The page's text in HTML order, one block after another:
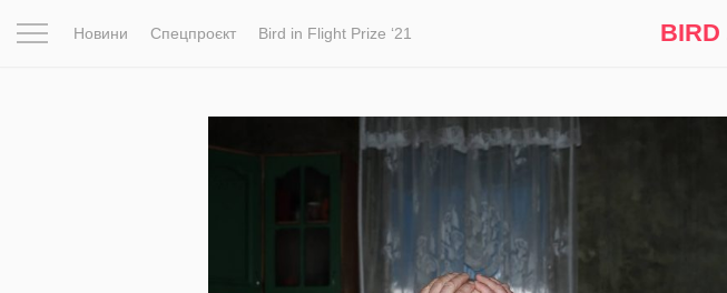
Новини Спецпроєкт Bird in Flight Prize ‘21 BIRD